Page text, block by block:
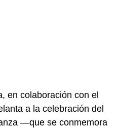
en colaboración con el
a la celebración del
—que se conmemora